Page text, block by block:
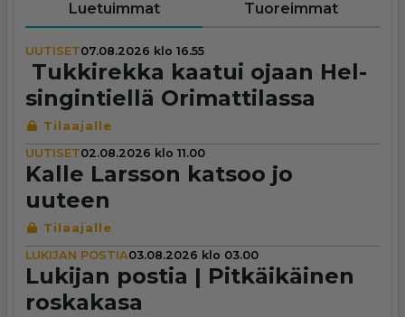
Luetuimmat Tuoreimmat
UUTISET07.08.2026 klo 16.55
Tuk­ki­rekka kaatui ojaan Hel­
sin­gin­tiellä Ori­mat­ti­lassa
UUTISET02.08.2026 klo 11.00
Kalle Larsson katsoo jo
uuteen
LUKIJAN POSTIA03.08.2026 klo 03.00
Lukijan postia | Pit­käi­käi­nen
roskakasa